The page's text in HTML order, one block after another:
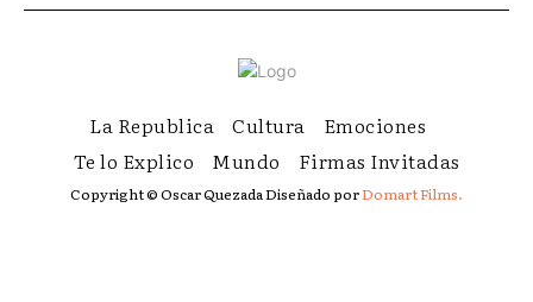
La Republica Cultura
Emociones
Te lo Explico
Mundo Firmas Invitadas
Copyright © Oscar Quezada Diseñado porDomart Films.